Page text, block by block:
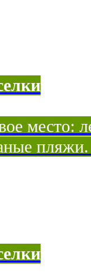
место: